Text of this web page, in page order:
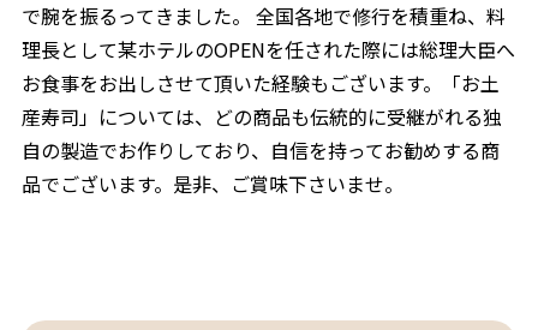
で腕を振るってきました。 全国各地で修行を積重ね、料
理長として某ホテルのOPENを任された際には総理大臣へ
お食事をお出しさせて頂いた経験もございます。「お土
産寿司」については、どの商品も伝統的に受継がれる独
自の製造でお作りしており、自信を持ってお勧めする商
品でございます。是非、ご賞味下さいませ。